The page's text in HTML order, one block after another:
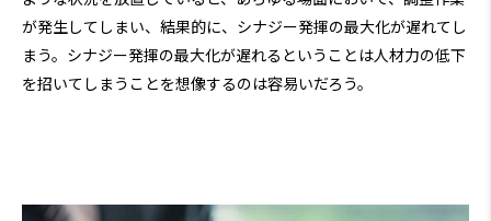
が発生してしまい、結果的に、シナジー発揮の最大化が遅れてし
まう。シナジー発揮の最大化が遅れるということは人材力の低下
を招いてしまうことを想像するのは容易いだろう。